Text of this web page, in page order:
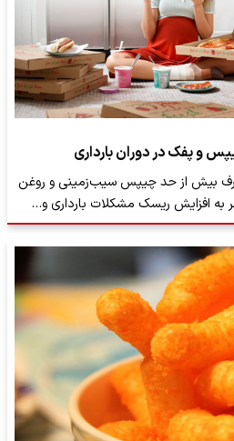
و پفک در دوران بارداری
بیش از حد چیپس سیب‌زمینی و روغن
به افزایش ریسک مشکلات بارداری و…